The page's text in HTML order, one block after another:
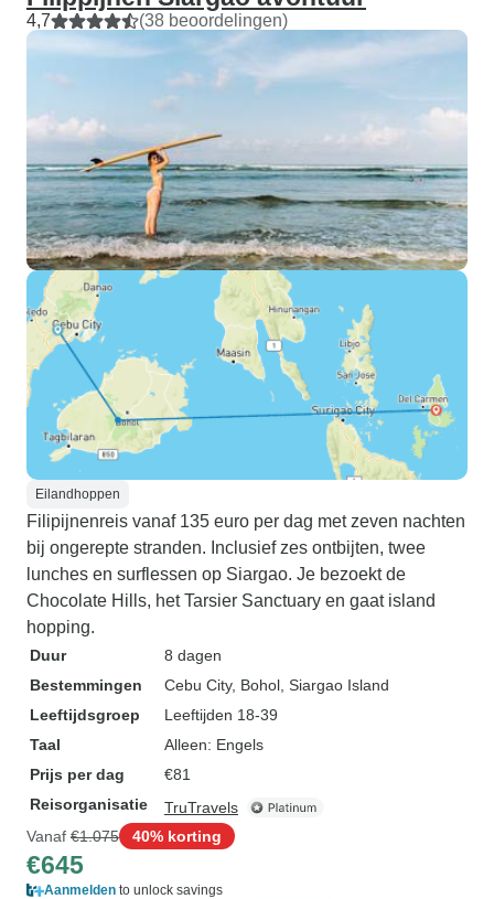
4,7 (38 beoordelingen)
Eilandhoppen
Filipijnenreis vanaf 135 euro per dag met zeven nachten
bij ongerepte stranden. Inclusief zes ontbijten, twee
lunches en surflessen op Siargao. Je bezoekt de
Chocolate Hills, het Tarsier Sanctuary en gaat island
hopping.
Duur
8 dagen
Bestemmingen
Cebu City, Bohol , Siargao Island
Leeftijdsgroep
Leeftijden 18-39
Taal
Alleen: Engels
Prijs per dag
€81
Reisorganisatie
TruTravels
Vanaf €1.075 40% korting
€645
Aanmelden to unlock savings